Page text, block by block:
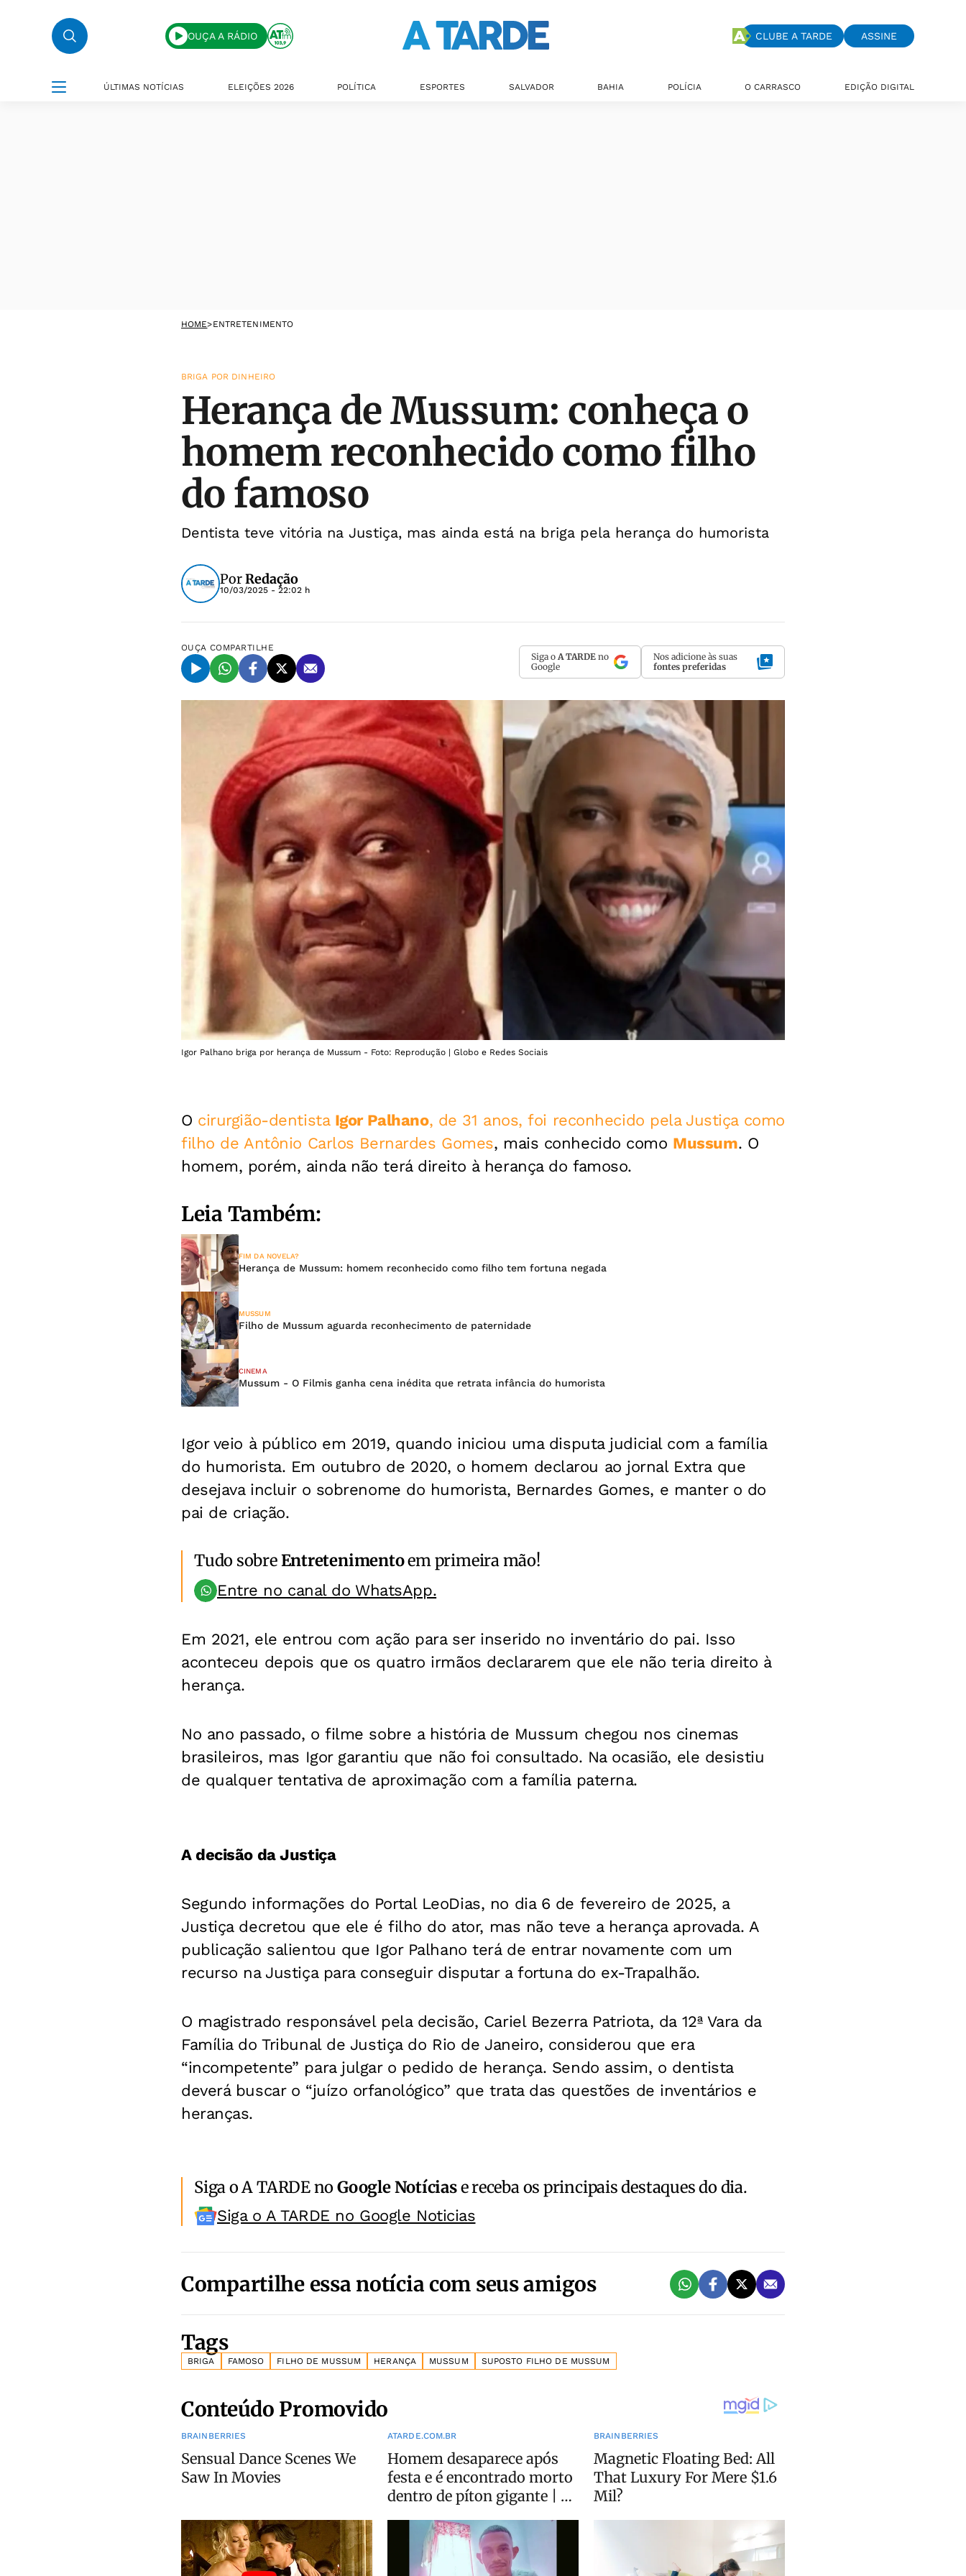
OUÇA A RÁDIO CLUBE A TARDE ASSINE
ÚLTIMAS NOTÍCIAS ELEIÇÕES 2026 POLÍTICA ESPORTES SALVADOR BAHIA POLÍCIA O CARRASCO EDIÇÃO DIGITAL
HOME>ENTRETENIMENTO
BRIGA POR DINHEIRO
Herança de Mussum: conheça o
homem reconhecido como filho
do famoso
Dentista teve vitória na Justiça, mas ainda está na briga pela herança do humorista
PorRedação
10/03/2025 - 22:02 h
OUÇA COMPARTILHE
Siga o A TARDE no
Google
Nos adicione às suas
fontes preferidas
Igor Palhano briga por herança de Mussum - Foto: Reprodução | Globo e Redes Sociais
O cirurgião-dentista Igor Palhano, de 31 anos, foi reconhecido pela Justiça como
filho de Antônio Carlos Bernardes Gomes, mais conhecido como Mussum. O
homem, porém, ainda não terá direito à herança do famoso.
Leia Também:
FIM DA NOVELA?
Herança de Mussum: homem reconhecido como filho tem fortuna negada
MUSSUM
Filho de Mussum aguarda reconhecimento de paternidade
CINEMA
Mussum - O Filmis ganha cena inédita que retrata infância do humorista
Igor veio à público em 2019, quando iniciou uma disputa judicial com a família
do humorista. Em outubro de 2020, o homem declarou ao jornal Extra que
desejava incluir o sobrenome do humorista, Bernardes Gomes, e manter o do
pai de criação.
Tudo sobreEntretenimentoem primeira mão!
Entre no canal do WhatsApp.
Em 2021, ele entrou com ação para ser inserido no inventário do pai. Isso
aconteceu depois que os quatro irmãos declararem que ele não teria direito à
herança.
No ano passado, o filme sobre a história de Mussum chegou nos cinemas
brasileiros, mas Igor garantiu que não foi consultado. Na ocasião, ele desistiu
de qualquer tentativa de aproximação com a família paterna.
A decisão da Justiça
Segundo informações do Portal LeoDias, no dia 6 de fevereiro de 2025, a
Justiça decretou que ele é filho do ator, mas não teve a herança aprovada. A
publicação salientou que Igor Palhano terá de entrar novamente com um
recurso na Justiça para conseguir disputar a fortuna do ex-Trapalhão.
O magistrado responsável pela decisão, Cariel Bezerra Patriota, da 12ª Vara da
Família do Tribunal de Justiça do Rio de Janeiro, considerou que era
“incompetente” para julgar o pedido de herança. Sendo assim, o dentista
deverá buscar o “juízo orfanológico” que trata das questões de inventários e
heranças.
Siga o A TARDE noGoogle Notíciase receba os principais destaques do dia.
Siga o A TARDE no Google Noticias
Compartilhe essa notícia com seus amigos
Tags
BRIGA FAMOSO FILHO DE MUSSUM HERANÇA MUSSUM SUPOSTO FILHO DE MUSSUM